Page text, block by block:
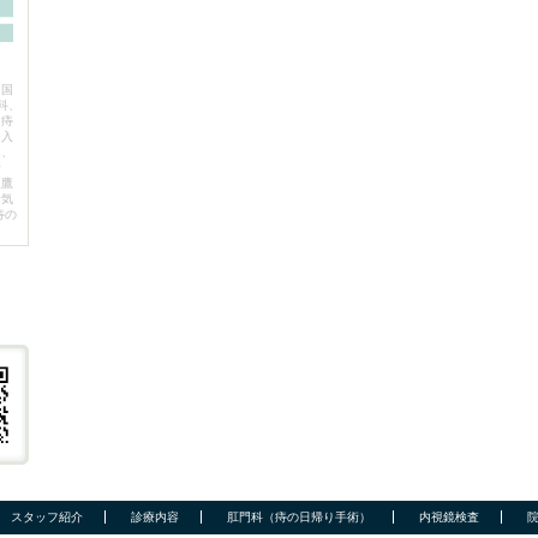
、
の
スタッフ紹介 診療内容 肛門科（痔の日帰り手術） 内視鏡検査